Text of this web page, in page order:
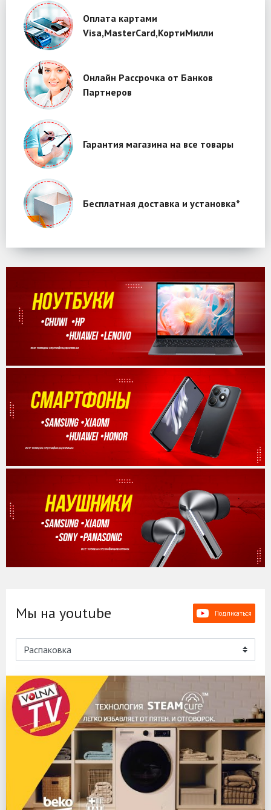
Оплата картами
Visa,MasterCard,КортиМилли
Онлайн Рассрочка от Банков
Партнеров
Гарантия магазина на все товары
Бесплатная доставка и установка*
Мы на youtube Подписаться